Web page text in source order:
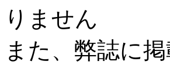
りません
また、弊誌に